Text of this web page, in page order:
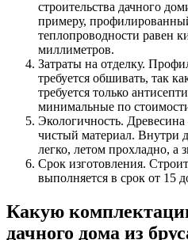
строительства дачного
примеру,
теплопроводности равен
миллиметров.
Затраты на отделку.
требуется обшивать, так
требуется только
минимальные по
Экологичность.
чистый материал. Внутри
легко, летом прохладно, а
Срок изготовления.
выполняется в срок от 15
Какую
дачного дома из